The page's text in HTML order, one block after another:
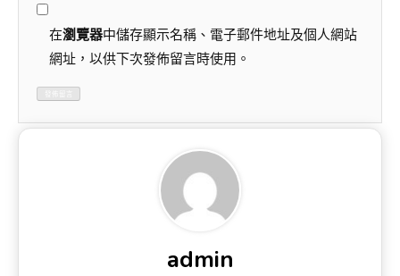
在瀏覽器中儲存顯示名稱、電子郵件地址及個人網站
網址，以供下次發佈留言時使用。
admin